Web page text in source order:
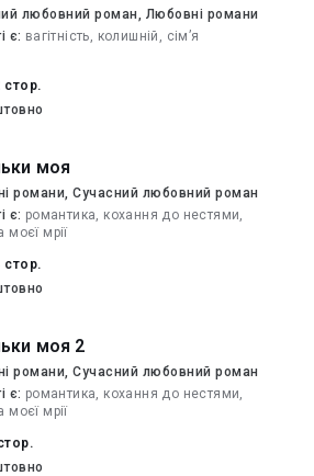
любовний роман, Любовні романи
є: вагітність, колишній, сім’я
112 стор.
моя
романи, Сучасний любовний роман
є: романтика, кохання до нестями,
моєї мрії
224 стор.
моя 2
романи, Сучасний любовний роман
є: романтика, кохання до нестями,
моєї мрії
стор.